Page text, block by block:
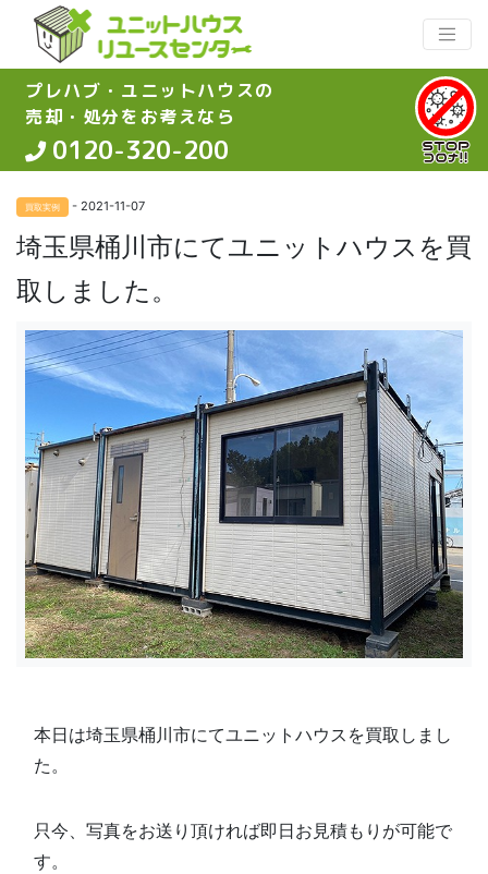
プレハブ・ユニットハウスの
売却・処分をお考えなら
0120-320-200
買取実例 - 2021-11-07
埼玉県桶川市にてユニットハウスを買
取しました。
本日は埼玉県桶川市にてユニットハウスを買取しまし
た。
只今、写真をお送り頂ければ即日お見積もりが可能で
す。